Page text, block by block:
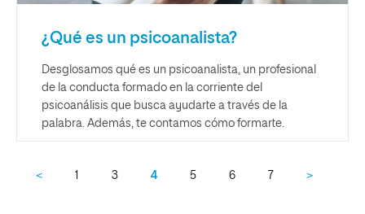
¿Qué es un psicoanalista?
Desglosamos qué es un psicoanalista, un profesional
de la conducta formado en la corriente del
psicoanálisis que busca ayudarte a través de la
palabra. Además, te contamos cómo formarte.
< 1 3 4 5 6 7 >